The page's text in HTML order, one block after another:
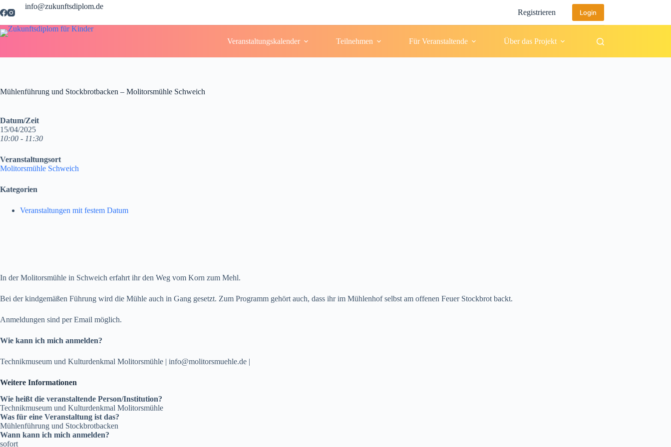
Inhalt
info@zukunftsdiplom.de
Registrieren Login
Veranstaltungskalender Teilnehmen Für Veranstaltende Über das Projekt
Mühlenführung und Stockbrotbacken – Molitorsmühle Schweich
Datum/Zeit
15/04/2025
10:00 - 11:30
Veranstaltungsort
Molitorsmühle Schweich
Kategorien
Veranstaltungen mit festem Datum
In der Molitorsmühle in Schweich erfahrt ihr den Weg vom Korn zum Mehl.
Bei der kindgemäßen Führung wird die Mühle auch in Gang gesetzt. Zum Programm gehört auch, dass ihr im Mühlenhof selbst am offenen Feuer Stockbrot backt.
Anmeldungen sind per Email möglich.
Wie kann ich mich anmelden?
Technikmuseum und Kulturdenkmal Molitorsmühle | info@molitorsmuehle.de |
Weitere Informationen
Wie heißt die veranstaltende Person/Institution?
Technikmuseum und Kulturdenkmal Molitorsmühle
Was für eine Veranstaltung ist das?
Mühlenführung und Stockbrotbacken
Wann kann ich mich anmelden?
sofort